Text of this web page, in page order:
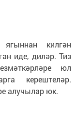
килгән
иде, диләр. Тиз
юл
керештеләр.
алучылар юк.